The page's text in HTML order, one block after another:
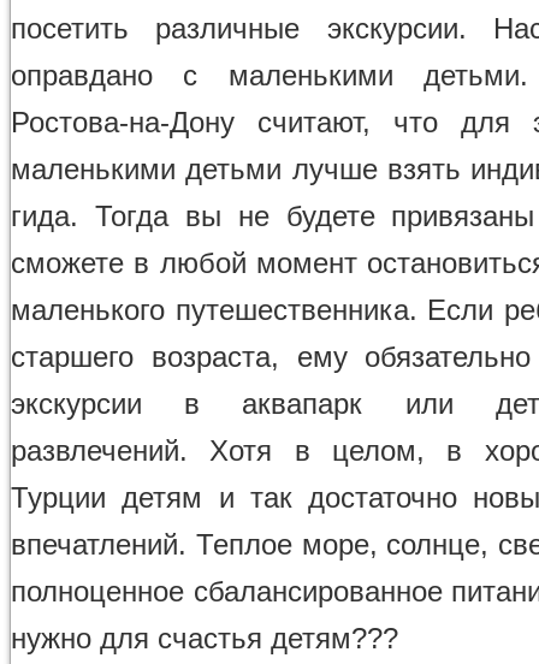
посетить различные экскурсии.
оправдано с маленькими
Ростова-на-Дону считают, что для
маленькими детьми лучше взять
гида. Тогда вы не будете
сможете в любой момент
маленького путешественника. Если
старшего возраста, ему
экскурсии в аквапарк или
развлечений. Хотя в целом, в
Турции детям и так достаточно
впечатлений. Теплое море, солнце,
полноценное сбалансированное
нужно для счастья детям???